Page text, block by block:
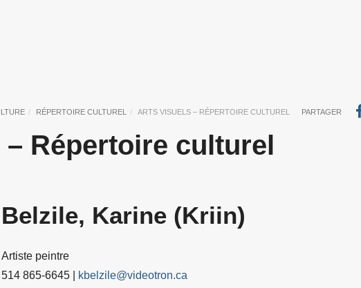
PARTAGER
RÉPERTOIRE CULTUREL ARTS VISUELS – RÉPERTOIRE CULTUREL
Répertoire culturel
Belzile, Karine (Kriin)
Artiste peintre
514 865-6645 |
kbelzile@videotron.ca